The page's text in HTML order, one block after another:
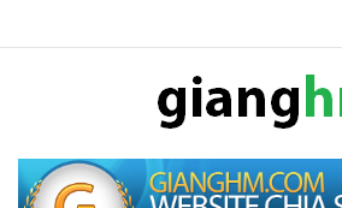
kỹ thuật miễn